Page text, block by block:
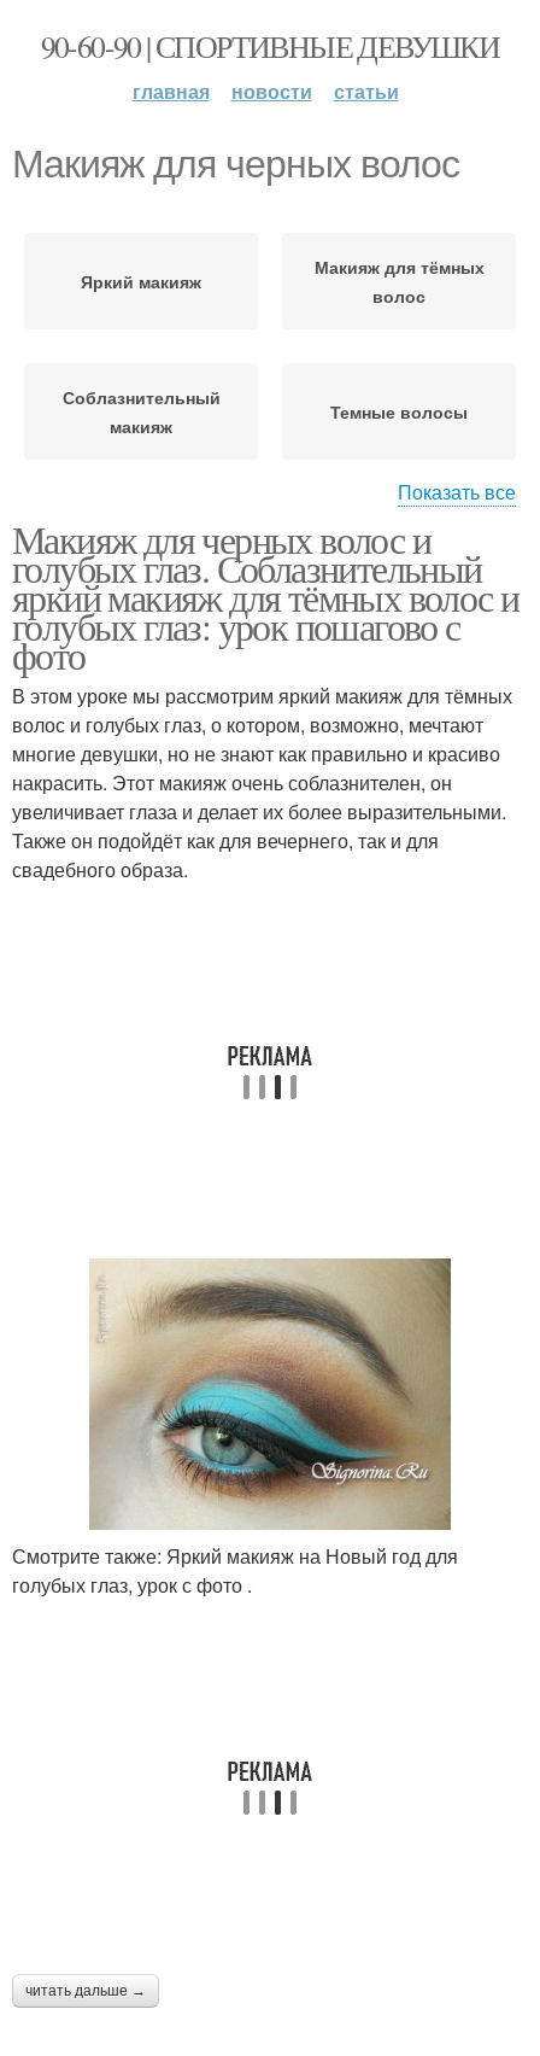
90-60-90 | СПОРТИВНЫЕ ДЕВУШКИ
главная новости статьи
Макияж для черных волос
Яркий макияж
Макияж для тёмных
волос
Соблазнительный
макияж
Темные волосы
Макияж для брюнеток
глаз
Макияж для блондинок
Показать все
Макияж для черных волос и
голубых глаз. Соблазнительный
яркий макияж для тёмных волос и
голубых глаз: урок пошагово с
фото
В этом уроке мы рассмотрим яркий макияж для тёмных
волос и голубых глаз, о котором, возможно, мечтают
многие девушки, но не знают как правильно и красиво
накрасить. Этот макияж очень соблазнителен, он
увеличивает глаза и делает их более выразительными.
Также он подойдёт как для вечернего, так и для
свадебного образа.
Смотрите также: Яркий макияж на Новый год для
голубых глаз, урок с фото .
читать дальше →